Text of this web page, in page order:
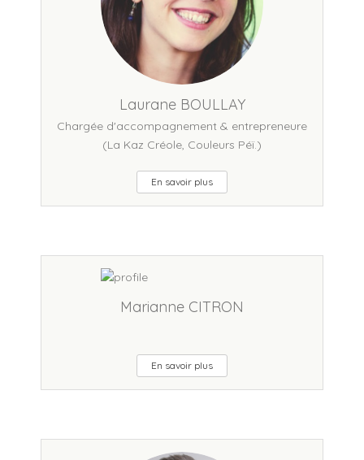
Laurane BOULLAY
Chargée d'accompagnement & entrepreneure
(La Kaz Créole, Couleurs Péï.)
En savoir plus
Marianne CITRON
En savoir plus